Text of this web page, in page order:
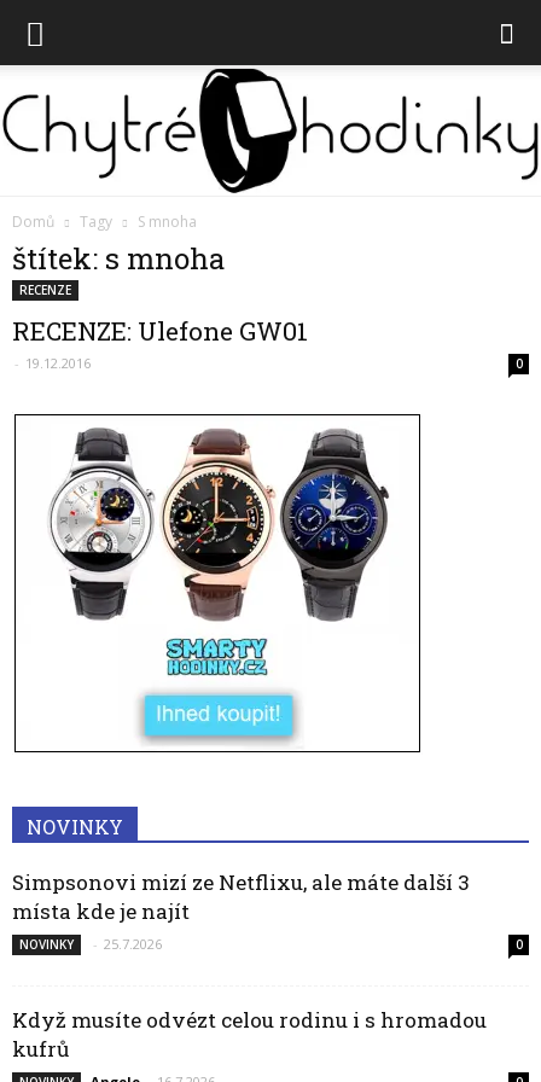
Domů Tagy S mnoha
štítek: s mnoha
RECENZE
RECENZE: Ulefone GW01
- 19.12.2016 0
NOVINKY
Simpsonovi mizí ze Netflixu, ale máte další 3
místa kde je najít
NOVINKY - 25.7.2026 0
Když musíte odvézt celou rodinu i s hromadou
kufrů